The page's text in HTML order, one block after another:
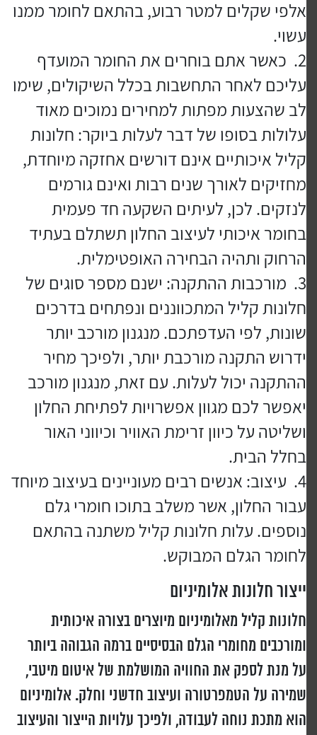
אלפי שקלים למטר רבוע, בהתאם לחומר ממנו
עשוי.
כאשר אתם בוחרים את החומר המועדף
עליכם לאחר התחשבות בכלל השיקולים, שימו
לב שהצעות מפתות למחירים נמוכים מאוד
עלולות בסופו של דבר לעלות ביוקר: חלונות
קליל איכותיים אינם דורשים אחזקה מיוחדת,
מחזיקים לאורך שנים רבות ואינם גורמים
לנזקים. לכן, לעיתים השקעה חד פעמית
בחומר איכותי לעיצוב החלון תשתלם בעתיד
הרחוק ותהיה הבחירה האופטימלית.
מורכבות ההתקנה: ישנם מספר סוגים של
חלונות קליל המתכווננים ונפתחים בדרכים
שונות, לפי העדפתכם. מנגנון מורכב יותר
ידרוש התקנה מורכבת יותר, ולפיכך מחיר
ההתקנה יכול לעלות. עם זאת, מנגנון מורכב
יאפשר לכם מגוון אפשרויות לפתיחת החלון
ושליטה על כיוון זרימת האוויר וכיווני האור
בחלל הבית.
עיצוב: אנשים רבים מעוניינים בעיצוב מיוחד
עבור החלון, אשר משלב בתוכו חומרי גלם
נוספים. עלות חלונות קליל משתנה בהתאם
לחומר הגלם המבוקש.
ייצור חלונות אלומיניום
חלונות קליל מאלומיניום מיוצרים בצורה איכותית
ומורכבים מחומרי הגלם הבסיסיים ברמה הגבוהה ביותר
על מנת לספק את החוויה המושלמת של איטום מיטבי,
שמירה על הטמפרטורה ועיצוב חדשני וחלק. אלומיניום
הוא מתכת נוחה לעבודה, ולפיכך עלויות הייצור והעיצוב